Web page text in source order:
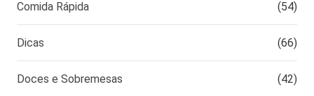
Comida Rápida (54)
Dicas (66)
Doces e Sobremesas (42)